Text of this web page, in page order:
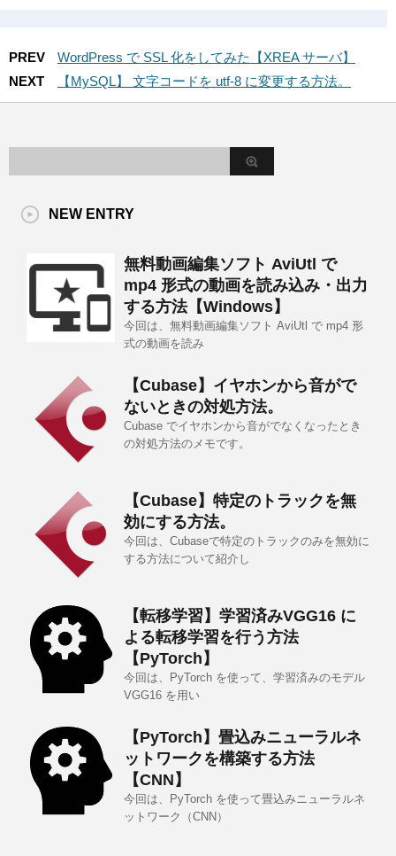
PREV
WordPress で SSL 化をしてみた【XREA サーバ】
NEXT
【MySQL】 文字コードを utf-8 に変更する方法。
NEW ENTRY
無料動画編集ソフト AviUtl で
mp4 形式の動画を読み込み・出力
する方法【Windows】
今回は、無料動画編集ソフト AviUtl で mp4 形
式の動画を読み
【Cubase】イヤホンから音がで
ないときの対処方法。
Cubase でイヤホンから音がでなくなったとき
の対処方法のメモです。
【Cubase】特定のトラックを無
効にする方法。
今回は、Cubaseで特定のトラックのみを無効に
する方法について紹介し
【転移学習】学習済みVGG16 に
よる転移学習を行う方法
【PyTorch】
今回は、PyTorch を使って、学習済みのモデル
VGG16 を用い
【PyTorch】畳込みニューラルネ
ットワークを構築する方法
【CNN】
今回は、PyTorch を使って畳込みニューラルネ
ットワーク（CNN）